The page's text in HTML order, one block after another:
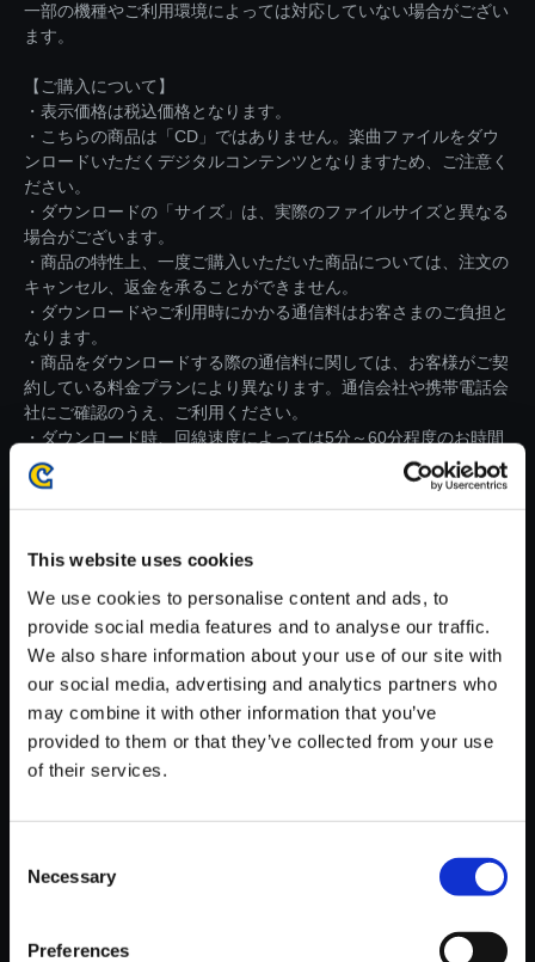
This website uses cookies
We use cookies to personalise content and ads, to
provide social media features and to analyse our traffic.
We also share information about your use of our site with
our social media, advertising and analytics partners who
may combine it with other information that you’ve
provided to them or that they’ve collected from your use
of their services.
Selection
Necessary
Preferences
一部の機種やご利用環境によっては対応していない場合がござい
ます。
【ご購入について】
・表示価格は税込価格となります。
・こちらの商品は「CD」ではありません。楽曲ファイルをダウ
ンロードいただくデジタルコンテンツとなりますため、ご注意く
ださい。
・ダウンロードの「サイズ」は、実際のファイルサイズと異なる
場合がございます。
・商品の特性上、一度ご購入いただいた商品については、注文の
キャンセル、返金を承ることができません。
・ダウンロードやご利用時にかかる通信料はお客さまのご負担と
なります。
・商品をダウンロードする際の通信料に関しては、お客様がご契
約している料金プランにより異なります。通信会社や携帯電話会
社にご確認のうえ、ご利用ください。
・ダウンロード時、回線速度によっては5分～60分程度のお時間
がかかる場合がございます。
※ご購入いただいたファイルのダウンロードの際には、通信環境
が安定しているWifi環境でお試しください。
【単曲】バイオハザード 6 オリ
ジナル・サウンドトラック Indel
ible Memory